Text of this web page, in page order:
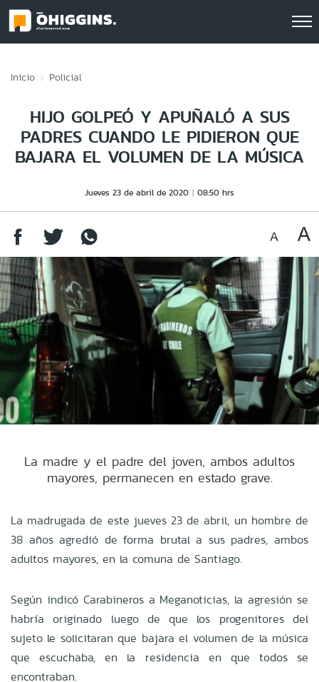
Inicio Policial
HIJO GOLPEÓ Y APUÑALÓ A SUS
PADRES CUANDO LE PIDIERON QUE
BAJARA EL VOLUMEN DE LA MÚSICA
Jueves 23 de abril de 2020 08:50 hrs
La madre y el padre del joven, ambos adultos
mayores, permanecen en estado grave.
La madrugada de este jueves 23 de abril, un hombre de
38 años agredió de forma brutal a sus padres, ambos
adultos mayores, en la comuna de Santiago.
Según indicó Carabineros a Meganoticias, la agresión se
habría originado luego de que los progenitores del
sujeto le solicitaran que bajara el volumen de la música
que escuchaba, en la residencia en que todos se
encontraban.